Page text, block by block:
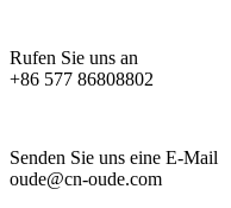
Rufen Sie uns an
+86 577 86808802
Senden Sie uns eine E-Mail
oude@cn-oude.com